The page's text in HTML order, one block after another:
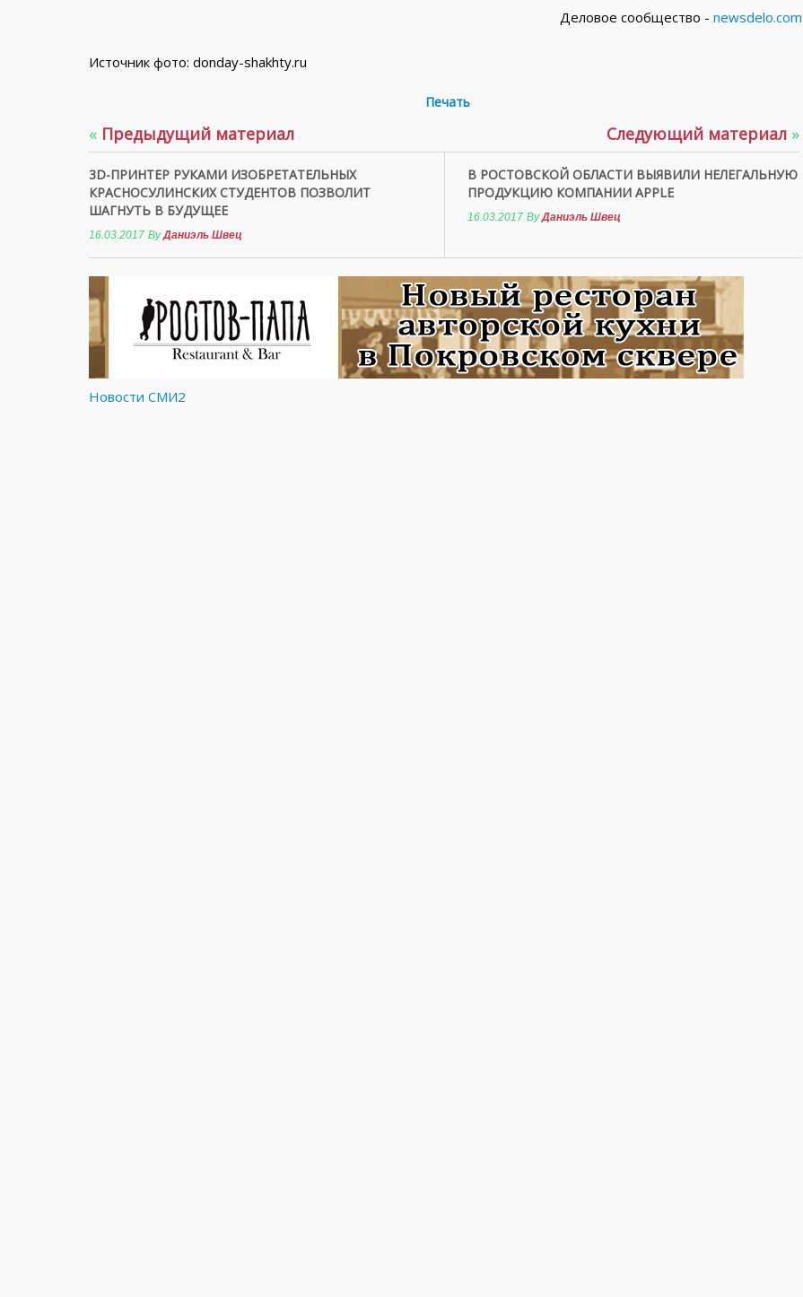
Деловое сообщество - newsdelo.com
Источник фото: donday-shakhty.ru
Печать
« Предыдущий материал
3D-ПРИНТЕР РУКАМИ ИЗОБРЕТАТЕЛЬНЫХ
КРАСНОСУЛИНСКИХ СТУДЕНТОВ ПОЗВОЛИТ
ШАГНУТЬ В БУДУЩЕЕ
16.03.2017 ByДаниэль Швец
Следующий материал »
В РОСТОВСКОЙ ОБЛАСТИ ВЫЯВИЛИ НЕЛЕГАЛЬНУЮ
ПРОДУКЦИЮ КОМПАНИИ APPLE
16.03.2017 ByДаниэль Швец
Новости СМИ2